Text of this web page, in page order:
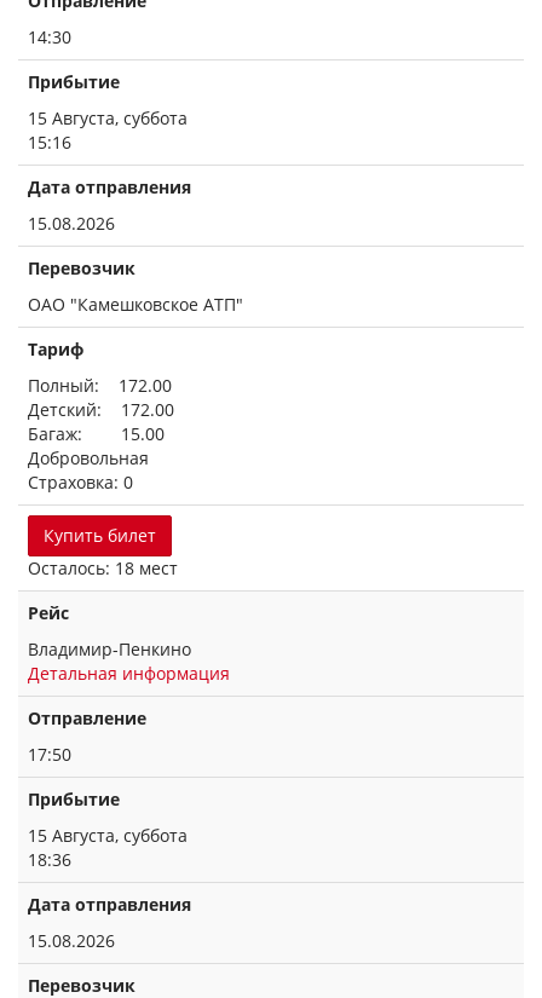
14:30
Прибытие
15 Августа, суббота
15:16
Дата отправления
15.08.2026
Перевозчик
ОАО "Камешковское АТП"
Тариф
Полный: 172.00
Детский: 172.00
Багаж: 15.00
Добровольная
Страховка: 0
Купить билет
Осталось: 18 мест
Рейс
Владимир-Пенкино
Детальная информация
Отправление
17:50
Прибытие
15 Августа, суббота
18:36
Дата отправления
15.08.2026
Перевозчик